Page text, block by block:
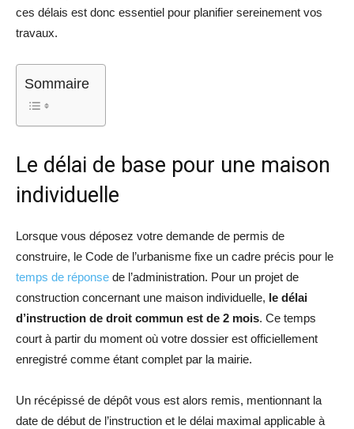
ces délais est donc essentiel pour planifier sereinement vos
travaux.
Sommaire
Le délai de base pour une maison
individuelle
Lorsque vous déposez votre demande de permis de
construire, le Code de l’urbanisme fixe un cadre précis pour le
temps de réponse de l’administration. Pour un projet de
construction concernant une maison individuelle, le délai
d’instruction de droit commun est de 2 mois. Ce temps
court à partir du moment où votre dossier est officiellement
enregistré comme étant complet par la mairie.
Un récépissé de dépôt vous est alors remis, mentionnant la
date de début de l’instruction et le délai maximal applicable à